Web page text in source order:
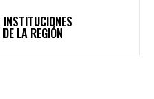
INSTITUCIONES
LA REGIÓN